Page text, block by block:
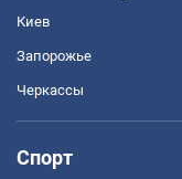
Киев
Запорожье
Черкассы
Спорт